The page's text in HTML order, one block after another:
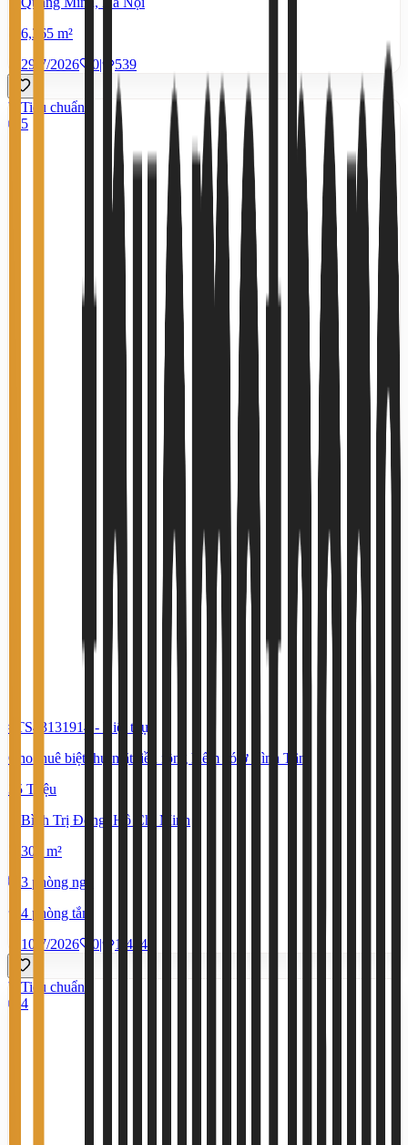
6,365 m²
29/7/2026
0| 539
Tiêu chuẩn
5
#TS43131914 -
Biệt thự
Cho thuê biệt thự mặt tiền rộng hiếm có ở Bình Tân
35 Triệu
Bình Trị Đông, Hồ Chí Minh
300 m²
3 phòng ngủ
4 phòng tắm
10/7/2026
0| 1.414
Tiêu chuẩn
4